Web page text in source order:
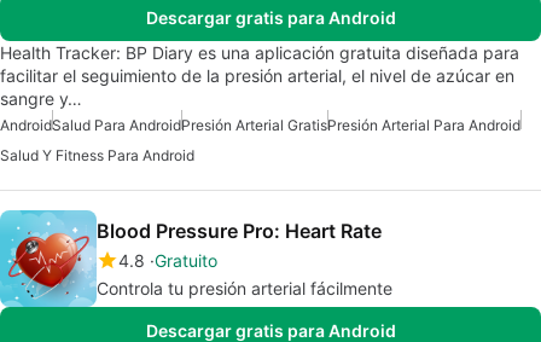
Descargar gratis para Android
Health Tracker: BP Diary es una aplicación gratuita diseñada para
facilitar el seguimiento de la presión arterial, el nivel de azúcar en
sangre y…
AndroidSalud Para AndroidPresión Arterial GratisPresión Arterial Para Android
Salud Y Fitness Para Android
Blood Pressure Pro: Heart Rate
4.8 Gratuito
Controla tu presión arterial fácilmente
Descargar gratis para Android